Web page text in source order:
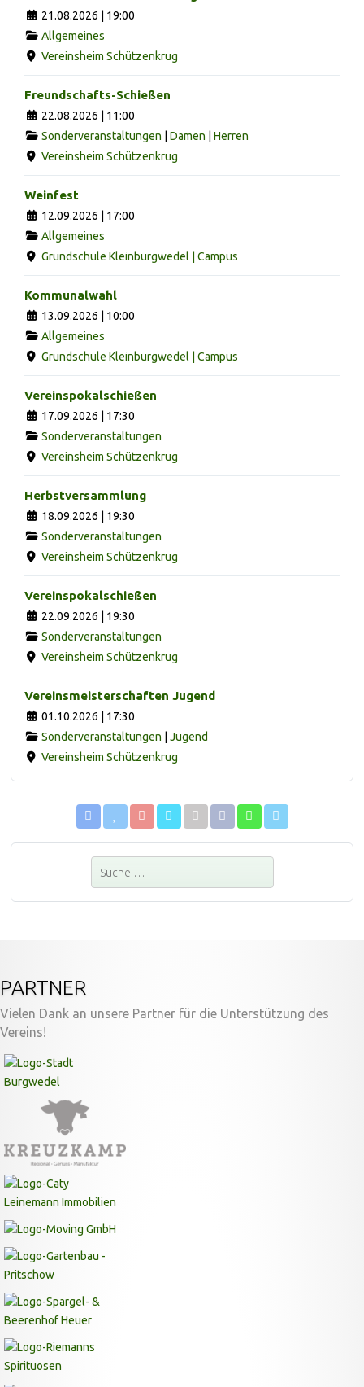
21.08.2026 | 19:00
Allgemeines
Vereinsheim Schützenkrug
Freundschafts-Schießen
22.08.2026 | 11:00
Sonderveranstaltungen
Damen
Herren
Vereinsheim Schützenkrug
Weinfest
12.09.2026 | 17:00
Allgemeines
Grundschule Kleinburgwedel | Campus
Kommunalwahl
13.09.2026 | 10:00
Allgemeines
Grundschule Kleinburgwedel | Campus
Vereinspokalschießen
17.09.2026 | 17:30
Sonderveranstaltungen
Vereinsheim Schützenkrug
Herbstversammlung
18.09.2026 | 19:30
Sonderveranstaltungen
Vereinsheim Schützenkrug
Vereinspokalschießen
22.09.2026 | 19:30
Sonderveranstaltungen
Vereinsheim Schützenkrug
Vereinsmeisterschaften Jugend
01.10.2026 | 17:30
Sonderveranstaltungen
Jugend
Vereinsheim Schützenkrug
Suchen
PARTNER
Vielen Dank an unsere Partner für die Unterstützung des
Vereins!